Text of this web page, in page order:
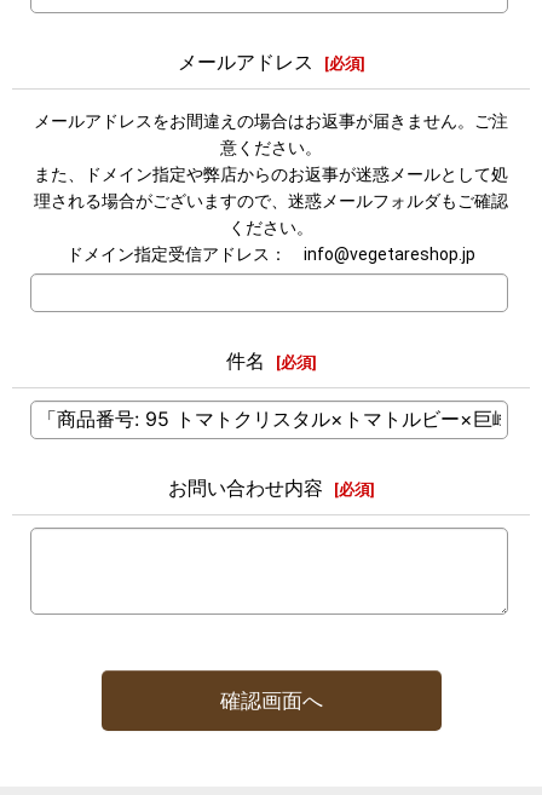
メールアドレス [必須]
メールアドレスをお間違えの場合はお返事が届きません。ご注
意ください。
また、ドメイン指定や弊店からのお返事が迷惑メールとして処
理される場合がございますので、迷惑メールフォルダもご確認
ください。
ドメイン指定受信アドレス： info@vegetareshop.jp
件名 [必須]
お問い合わせ内容 [必須]
確認画面へ